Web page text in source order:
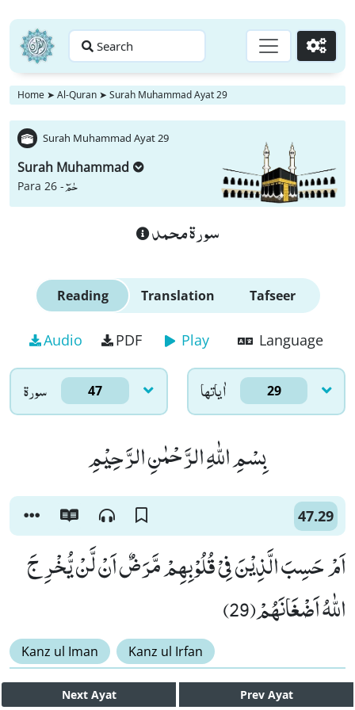
Search Go
Home ➤ Al-Quran ➤ Surah Muhammad Ayat 29
Surah Muhammad Ayat 29
Surah Muhammad
Para 26 -حٰمٓ
سورة محمد
Reading Translation Tafseer
Audio PDF Play Language
سورۃ 47 اٰياتها 29
بِسْمِ اللّٰهِ الرَّحْمٰنِ الرَّحِیْمِ
47.29
اَمْ حَسِبَ الَّذِیْنَ فِیْ قُلُوْبِهِمْ مَّرَضٌ اَنْ لَّنْ یُّخْرِ جَ
اللّٰهُ اَضْغَانَهُمْ(29)
Kanz ul Iman Kanz ul Irfan
Next Ayat Prev Ayat